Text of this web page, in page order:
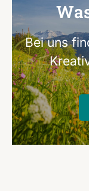
Bei uns